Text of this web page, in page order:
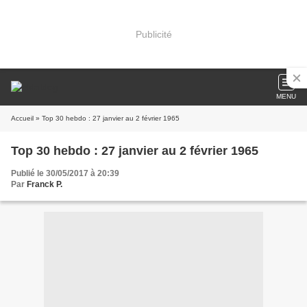
Publicité
MENU
Accueil » Top 30 hebdo : 27 janvier au 2 février 1965
Top 30 hebdo : 27 janvier au 2 février 1965
Publié le 30/05/2017 à 20:39
Par Franck P.